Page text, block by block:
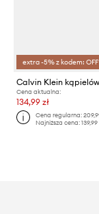
extra -5% z kodem:
Calvin Klein
Cena aktualna:
134,99 zł
Cena regularna:
Najniższa cena:139,99